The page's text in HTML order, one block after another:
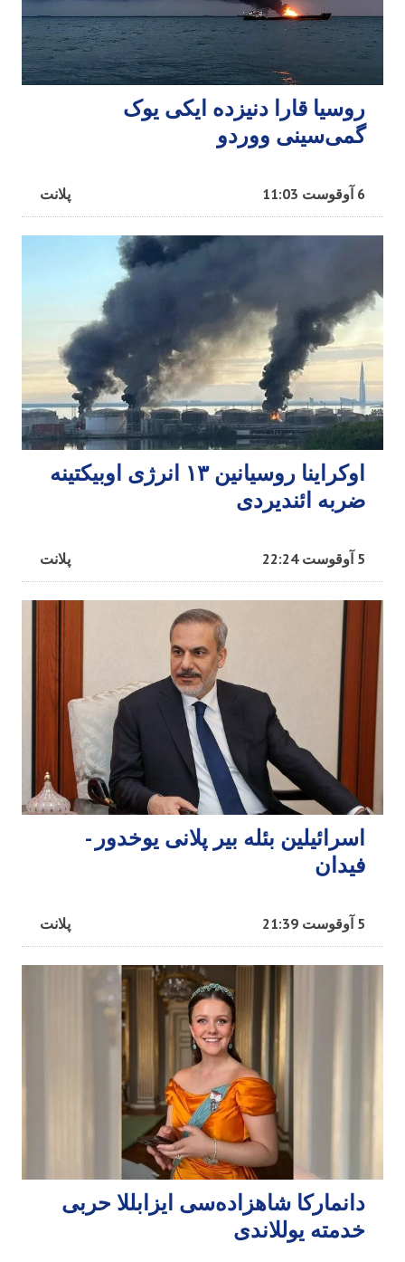
روسیا قارا دنیزده ایکی یوک
گمی‌سینی ووردو
پلانت 6 آوقوست 11:03
اوکراینا روسیانین ۱۳ انرژی اوبیکتینه
ضربه ائندیردی
پلانت 5 آوقوست 22:24
اسرائیلین بئله بیر پلانی یوخدور -
فیدان
پلانت 5 آوقوست 21:39
دانمارکا شاهزاده‌سی ایزابللا حربی
خدمته یوللاندی